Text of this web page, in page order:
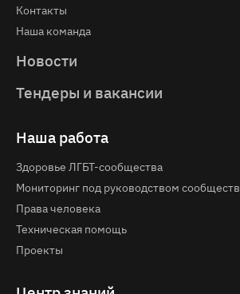
Контакты
Наша команда
Новости
Тендеры и вакансии
Наша работа
Здоровье ЛГБТ-сообщества
Мониторинг под руководством сообществ
Права человека
Техническая помощь
Проекты